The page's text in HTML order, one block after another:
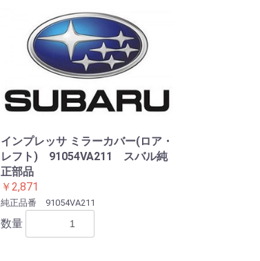
インプレッサ ミラーカバー(ロア・
レフト) 91054VA211 スバル純
正部品
￥2,871
純正品番 91054VA211
数量